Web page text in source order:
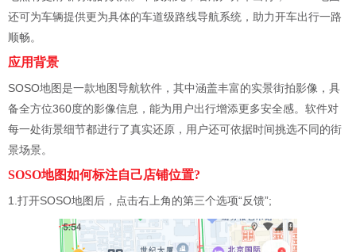
还可为车辆提供更为具体的车道级路线导航系统，助力开车出行一路
顺畅。
应用背景
SOSO地图是一款地图导航软件，其中涵盖丰富的实景街拍影像，具
备全方位360度的影像信息，能为用户出行增添更多安全感。软件对
每一处街景细节都进行了真实还原，用户还可依据时间挑选不同的街
景场景。
SOSO地图如何标注自己店铺位置?
1.打开SOSO地图后，点击右上角的第三个选项“反馈”;